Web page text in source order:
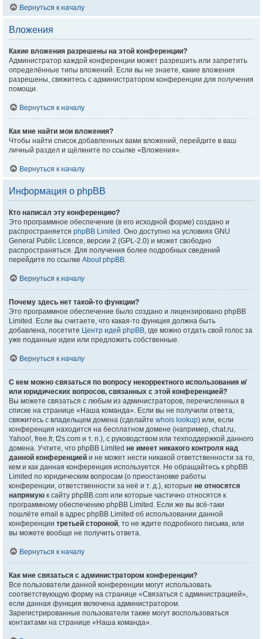
Вернуться к началу
Вложения
Какие вложения разрешены на этой конференции?
Администратор каждой конференции может разрешить или запретить
определённые типы вложений. Если вы не знаете, какие вложения
разрешены, свяжитесь с администратором конференции для получения
помощи.
Вернуться к началу
Как мне найти мои вложения?
Чтобы найти список добавленных вами вложений, перейдите в ваш
личный раздел и щёлкните по ссылке «Вложения».
Вернуться к началу
Информация о phpBB
Кто написал эту конференцию?
Это программное обеспечение (в его исходной форме) создано и
распространяется phpBB Limited . Оно доступно на условиях GNU
General Public Licence, версии 2 (GPL-2.0) и может свободно
распространяться. Для получения более подробных сведений
перейдите по ссылке About phpBB.
Вернуться к началу
Почему здесь нет такой-то функции?
Это программное обеспечение было создано и лицензировано phpBB
Limited. Если вы считаете, что какая-то функция должна быть
добавлена, посетите Центр идей phpBB, где можно отдать свой голос за
уже поданные идеи или предложить собственные.
Вернуться к началу
С кем можно связаться по вопросу некорректного использования и/
или юридических вопросов, связанных с этой конференцией?
Вы можете связаться с любым из администраторов, перечисленных в
списке на странице «Наша команда». Если вы не получили ответа,
свяжитесь с владельцем домена (сделайте whois lookup) или, если
конференция находится на бесплатном домене (например, chat.ru,
Yahoo!, free.fr, f2s.com и т. п.), с руководством или техподдержкой данного
домена. Учтите, что phpBB Limited не имеет никакого контроля над
данной конференцией и не может нести никакой ответственности за то,
кем и как данная конференция используется. Не обращайтесь к phpBB
Limited по юридическим вопросам (о приостановке работы
конференции, ответственности за неё и т. д.), которые не относятся
напрямую к сайту phpBB.com или которые частично относятся к
программному обеспечению phpBB Limited. Если же вы всё-таки
пошлёте email в адрес phpBB Limited об использовании данной
конференции третьей стороной, то не ждите подробного письма, или
вы можете вообще не получить ответа.
Вернуться к началу
Как мне связаться с администратором конференции?
Все пользователи данной конференции могут использовать
соответствующую форму на странице «Связаться с администрацией»,
если данная функция включена администратором.
Зарегистрированные пользователи также могут воспользоваться
контактами на странице «Наша команда».